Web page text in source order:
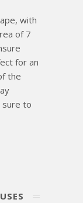
with
of 7
for an
the
sure to